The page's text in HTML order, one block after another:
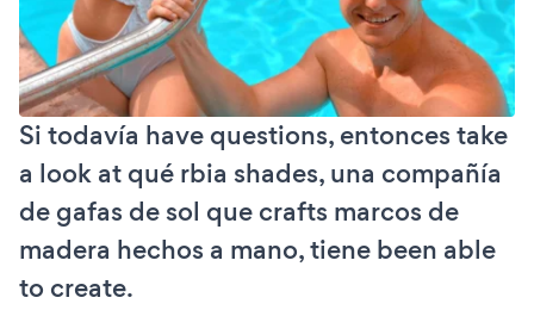
Si todavía have questions, entonces take
a look at qué rbia shades, una compañía
de gafas de sol que crafts marcos de
madera hechos a mano, tiene been able
to create.